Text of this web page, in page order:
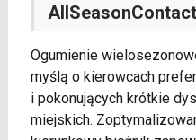
Ogumienie
myślą o kierowcach
i pokonujących krótkie
miejskich.